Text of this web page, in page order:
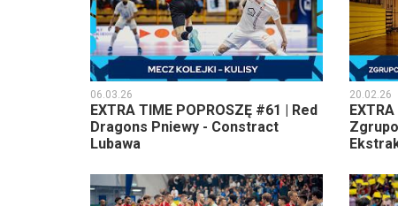
06.03.26
EXTRA TIME POPROSZĘ #61 | Red
Dragons Pniewy - Constract
Lubawa
20.02.26